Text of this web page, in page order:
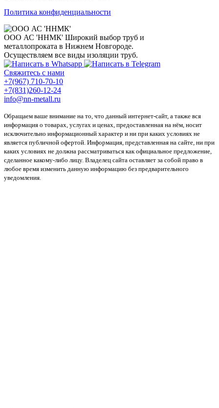
Политика конфиденциальности
ООО АС 'ННМК' Широкий выбор труб и
металлопроката в Нижнем Новгороде.
Осуществляем все виды изоляции труб.
Свяжитесь с нами
+7(967) 710-70-10
+7(831)260-12-24
info@nn-metall.ru
Обращаем ваше внимание на то, что данный интернет-сайт, а также вся
информация о товарах, услугах и ценах, предоставленная на нём, носит
исключительно информационный характер и ни при каких условиях не
является публичной офертой. Информация, представленная на сайте, ни при
каких условиях не должна рассматриваться как официальное предложение,
сделанное какому-либо лицу. Владелец сайта оставляет за собой право в
любое время изменить данную информацию без предварительного
уведомления.